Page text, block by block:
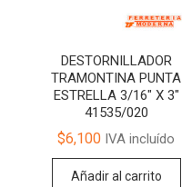
DESTORNILLADOR
TRAMONTINA PUNTA
ESTRELLA 3/16″ X 3″
41535/020
$6,100 IVA incluído
Añadir al carrito